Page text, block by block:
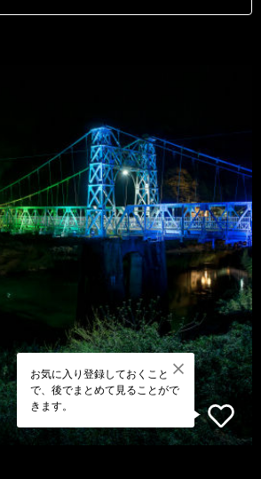
お気に入り登録しておくこと
で、後でまとめて見ることがで
きます。